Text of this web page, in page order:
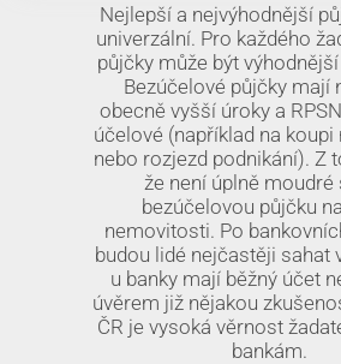
Nejlepší a nejvýhodnější
univerzální. Pro každého
půjčky může být
Bezúčelové půjčky mají
obecně vyšší úroky a
účelové (například na
nebo rozjezd podnikání). Z
že není úplně moudré
bezúčelovou půjčku
nemovitosti. Po
budou lidé nejčastěji sahat
u banky mají běžný účet
úvěrem již nějakou
ČR je vysoká věrnost
bankám.